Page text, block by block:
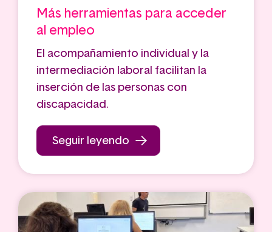
Más herramientas para acceder
al empleo
El acompañamiento individual y la
intermediación laboral facilitan la
inserción de las personas con
discapacidad.
Seguir leyendo